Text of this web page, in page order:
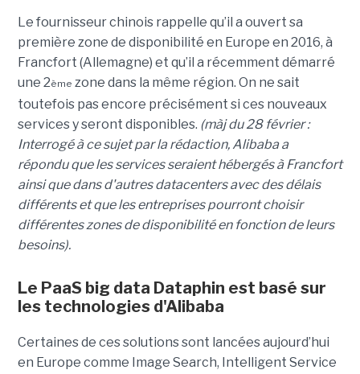
Le fournisseur chinois rappelle qu’il a ouvert sa
première zone de disponibilité en Europe en 2016, à
Francfort (Allemagne) et qu’il a récemment démarré
une 2ème zone dans la même région. On ne sait
toutefois pas encore précisément si ces nouveaux
services y seront disponibles. (màj du 28 février :
Interrogé à ce sujet par la rédaction, Alibaba a
répondu que les services seraient hébergés à Francfort
ainsi que dans d'autres datacenters avec des délais
différents et que les entreprises pourront choisir
différentes zones de disponibilité en fonction de leurs
besoins).
Le PaaS big data Dataphin est basé sur
les technologies d'Alibaba
Certaines de ces solutions sont lancées aujourd’hui
en Europe comme Image Search, Intelligent Service